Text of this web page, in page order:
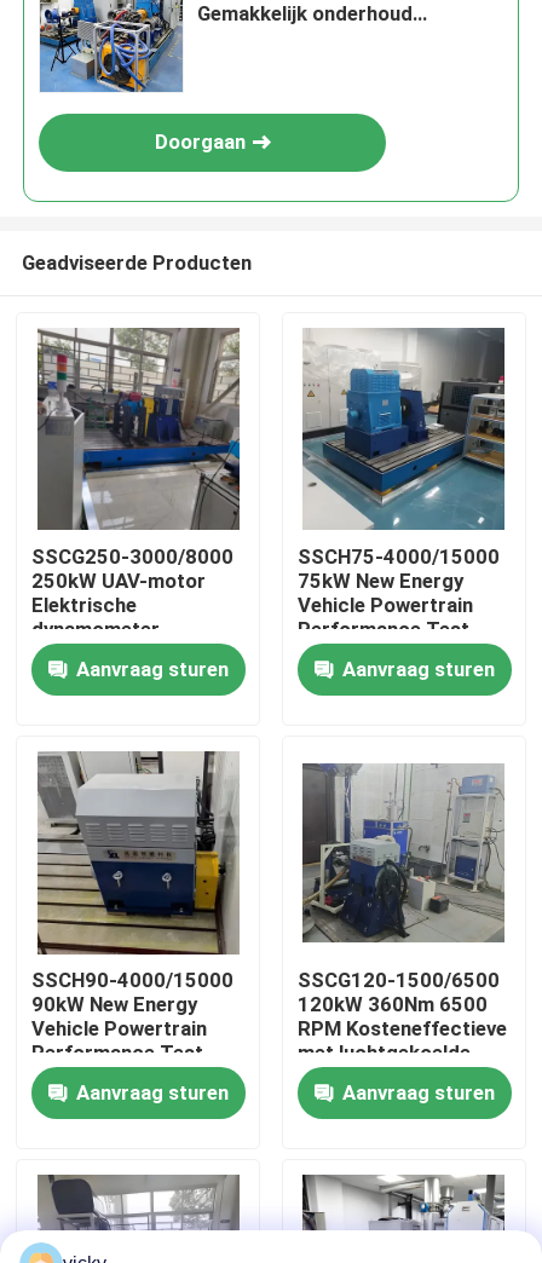
Thuis
Producten
Fabriekstour
Kwaliteitscontrole
Neem contact met ons op
Nieuws
Gevallen
Torsiedynamometer
Hoge snelheidsdynamometer
Gemakkelijk onderhoud
Doorgaan
Geadviseerde Producten
SSCG250-3000/8000
250kW UAV-motor
Elektrische
dynamometer
testbank
Aanvraag sturen
SSCH75-4000/15000
75kW New Energy
Vehicle Powertrain
Performance Test
Bench
Aanvraag sturen
SSCH90-4000/15000
90kW New Energy
Vehicle Powertrain
Performance Test
Bench
Aanvraag sturen
SSCG120-1500/6500
120kW 360Nm 6500
RPM Kosteneffectieve
met luchtgekoelde
benzinemotor
testbankAanvraag sturen